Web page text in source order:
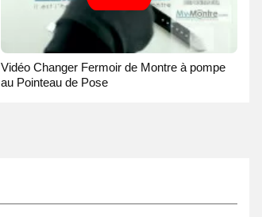
Vidéo Changer Fermoir de Montre à pompe
au Pointeau de Pose